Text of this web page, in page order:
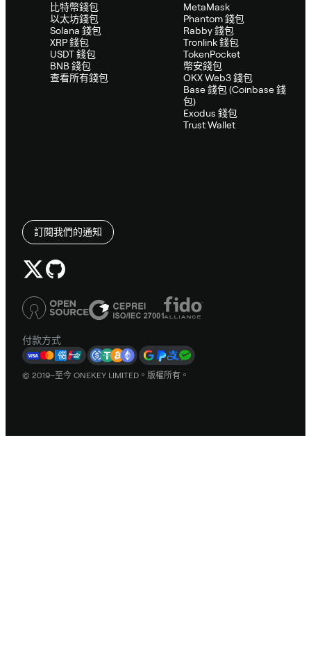
比特幣錢包
以太坊錢包
Solana 錢包
XRP 錢包
USDT 錢包
BNB 錢包
查看所有錢包
MetaMask
Phantom 錢包
Rabby 錢包
Tronlink 錢包
TokenPocket
幣安錢包
OKX Web3 錢包
Base 錢包 (Coinbase 錢
包)
Exodus 錢包
Trust Wallet
訂閱我們的通知
付款方式
© 2019–至今 ONEKEY LIMITED。版權所有。